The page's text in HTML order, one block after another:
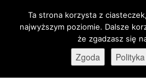
Otwórz pasek
stare-
ZAPRASZAMY
Ta strona korzysta z
najwyższym poziomie. Dalsze
że zgadzasz się
Zgoda